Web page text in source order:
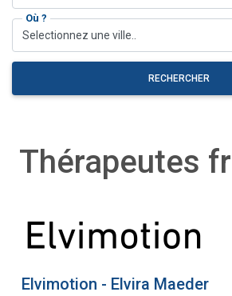
Où ?
Selectionnez une ville..
RECHERCHER
Thérapeutes
Elvimotion - Elvira Maeder